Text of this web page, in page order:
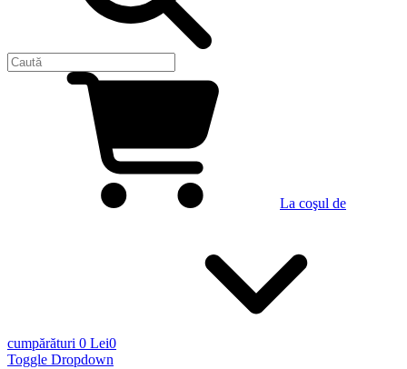
La coşul de
cumpărături 0 Lei0
Toggle Dropdown